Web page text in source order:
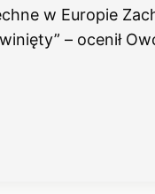
w Europie
– ocenił